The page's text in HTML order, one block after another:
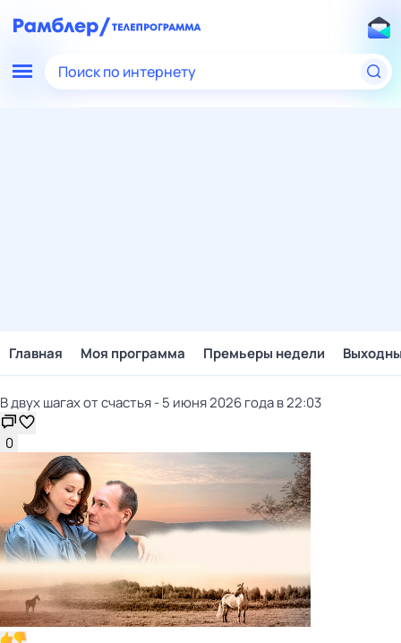
Поиск по интернету
Главная Моя программа Премьеры недели
В двух шагах от счастья - 5 июня 2026 года в 22:03
0